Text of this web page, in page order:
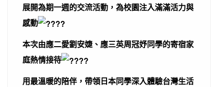
展開為期一週的交流活動，為校園注入滿滿活力與
感動
本次由應二愛劉安婕、應三英周冠妤同學的寄宿家
庭熱情接待
用最溫暖的陪伴，帶領日本同學深入體驗台灣生活